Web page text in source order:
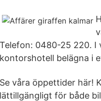
Telefon: 0480-25 220. I
kontorshotell belägna i
Se våra öppettider här!
lättillgängligt för både